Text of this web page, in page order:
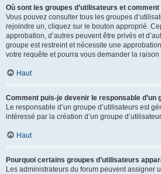
Où sont les groupes d’utilisateurs et
Vous pouvez consulter tous les groupes
rejoindre un, cliquez sur le bouton approprié.
approbation, d’autres peuvent être privés et
groupe est restreint et nécessite une
votre requête et pourra vous demander la
Haut
Comment puis-je devenir le responsable d’un
Le responsable d’un groupe d’utilisateurs est
intéressé par la création d’un groupe
Haut
Pourquoi certains groupes d’utilisateurs
Les administrateurs du forum peuvent assigner